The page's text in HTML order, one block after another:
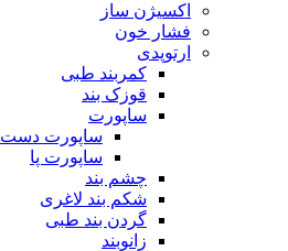
اکسیژن ساز
فشار خون
ارتوپدی
کمربند طبی
قوزک بند
ساپورت
ساپورت دست
ساپورت پا
چشم بند
شکم بند لاغری
گردن بند طبی
زانوبند